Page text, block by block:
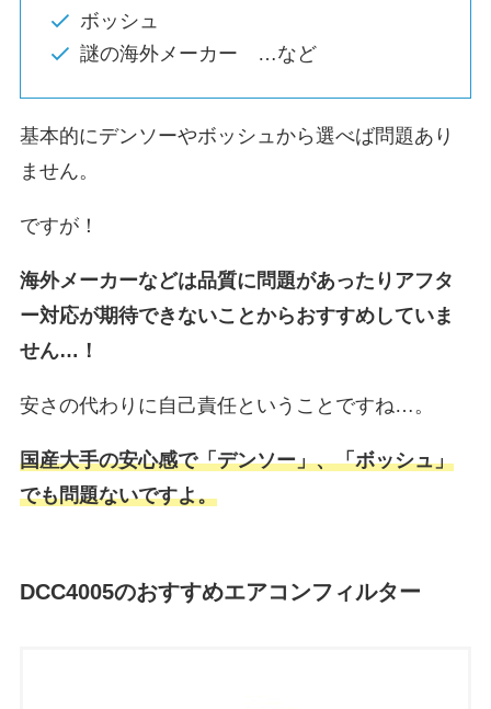
ボッシュ
謎の海外メーカー …など
基本的にデンソーやボッシュから選べば問題あり
ません。
ですが！
海外メーカーなどは品質に問題があったりアフタ
ー対応が期待できないことからおすすめしていま
せん…！
安さの代わりに自己責任ということですね…。
国産大手の安心感で「デンソー」、「ボッシュ」
でも問題ないですよ。
DCC4005のおすすめエアコンフィルター